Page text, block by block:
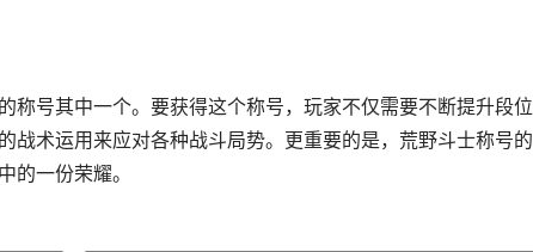
号其中一个。要获得这个称号，玩家不仅需要不断提升段位
战术运用来应对各种战斗局势。更重要的是，荒野斗士称号
的一份荣耀。